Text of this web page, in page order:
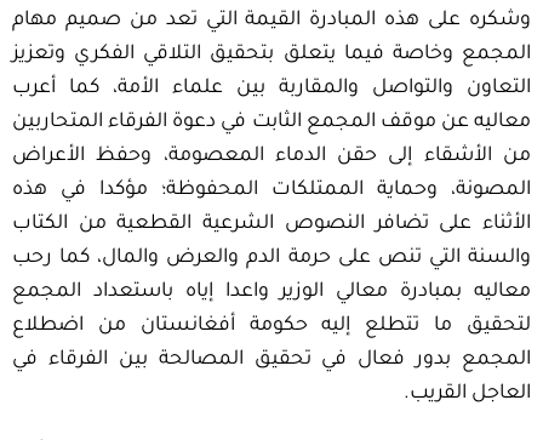
وشكره على هذه المبادرة القيمة التي تعد من صميم مهام
المجمع وخاصة فيما يتعلق بتحقيق التلاقي الفكري وتعزيز
التعاون والتواصل والمقاربة بين علماء الأمة، كما أعرب
معاليه عن موقف المجمع الثابت في دعوة الفرقاء المتحاربين
من الأشقاء إلى حقن الدماء المعصومة، وحفظ الأعراض
المصونة، وحماية الممتلكات المحفوظة؛ مؤكدا في هذه
الأثناء على تضافر النصوص الشرعية القطعية من الكتاب
والسنة التي تنص على حرمة الدم والعرض والمال، كما رحب
معاليه بمبادرة معالي الوزير واعدا إياه باستعداد المجمع
لتحقيق ما تتطلع إليه حكومة أفغانستان من اضطلاع
المجمع بدور فعال في تحقيق المصالحة بين الفرقاء في
العاجل القريب.